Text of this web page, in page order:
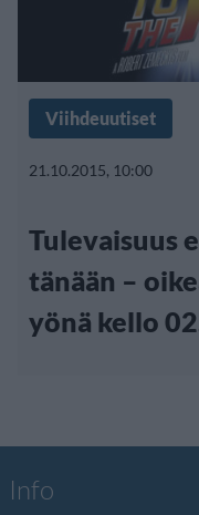
Viihdeuutiset
21.10.2015, 10:00
Tulevaisuus
tänään –
yönä kello
Info